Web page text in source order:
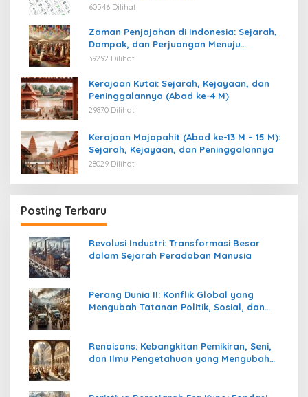
60546 Dilihat
Zaman Penjajahan di Indonesia: Sejarah,
Dampak, dan Perjuangan Menuju
Kemerdekaan
39292 Dilihat
Kerajaan Kutai: Sejarah, Kejayaan, dan
Peninggalannya (Abad ke-4 M)
29870 Dilihat
Kerajaan Majapahit (Abad ke-13 M – 15 M):
Sejarah, Kejayaan, dan Peninggalannya
28029 Dilihat
Posting Terbaru
Revolusi Industri: Transformasi Besar
dalam Sejarah Peradaban Manusia
Perang Dunia II: Konflik Global yang
Mengubah Tatanan Politik, Sosial, dan
Renaisans: Kebangkitan Pemikiran, Seni,
dan Ilmu Pengetahuan yang Mengubah